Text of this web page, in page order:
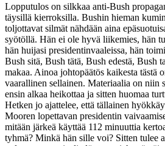
Lopputulos on silkkaa anti-Bush
täysillä kierroksilla. Bushin hieman
toljottavat silmät nähdään aina
syötöllä. Hän ei ole hyvä liikemies, hän
hän huijasi presidentinvaaleissa, hän
Bush sitä, Bush tätä, Bush edestä, Bush
makaa. Ainoa johtopäätös kaikesta tästä
vaarallinen sellainen. Materiaalia on niin
ensin alkaa heikottaa ja sitten huomaa
Hetken jo ajattelee, että tällainen
Mooren lopettavan presidentin
mitään järkeä käyttää 112 minuuttia
tyhmä? Minkä hän sille voi? Sitten tulee